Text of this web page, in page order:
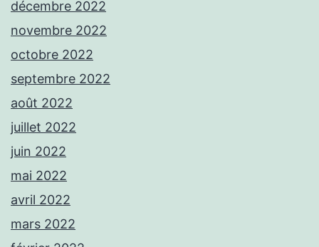
décembre 2022
novembre 2022
octobre 2022
septembre 2022
août 2022
juillet 2022
juin 2022
mai 2022
avril 2022
mars 2022